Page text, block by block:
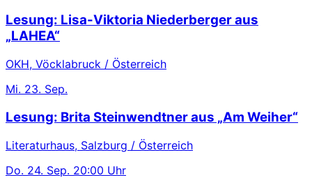
Lesung: Lisa-Viktoria Niederberger aus
„LAHEA“
OKH, Vöcklabruck / Österreich
Mi. 23. Sep.
Lesung: Brita Steinwendtner aus „Am Weiher“
Literaturhaus, Salzburg / Österreich
Do. 24. Sep. 20:00 Uhr